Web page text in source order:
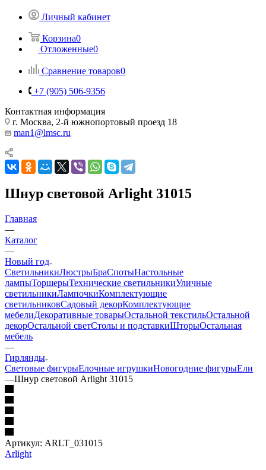
Личный кабинет
Корзина0
Отложенные0
Сравнение товаров0
+7 (905) 506-9356
Контактная информация
г. Москва, 2-й южнопортовый проезд 18
man1@lmsc.ru
Шнур световой Arlight 31015
Главная
—
Каталог
—
Новый год
СветильникиЛюстрыБраСпотыНастольные
лампыТоршерыТехнические светильникиУличные
светильникиЛампочкиКомплектующие
светильниковСадовый декорКомплектующие
мебелиДекоративные товарыОстальной текстильОстальной
декорОстальной светСтолы и подставкиШторыОстальная
мебель
—
Гирлянды
Световые фигурыЕлочные игрушкиНовогодние фигурыЕли
—Шнур световой Arlight 31015
Артикул: ARLT_031015
Arlight